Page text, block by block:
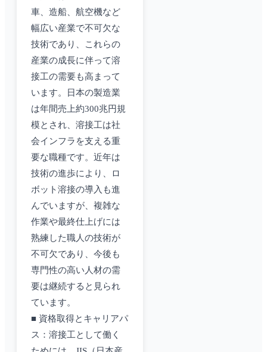
車、造船、航空機など
幅広い産業で不可欠な
技術であり、これらの
産業の成長に伴って溶
接工の需要も高まって
います。日本の製造業
は年間売上約300兆円規
模とされ、溶接工は社
会インフラを支える重
要な職種です。近年は
技術の進歩により、ロ
ボット溶接の導入も進
んでいますが、複雑な
作業や最終仕上げには
熟練した職人の技術が
不可欠であり、今後も
専門性の高い人材の需
要は継続すると見られ
ています。
■ 資格取得とキャリアパ
ス：溶接工として働く